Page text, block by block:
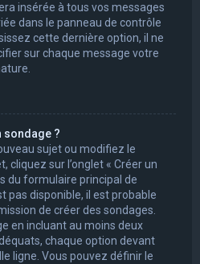
insérée à tous vos messages
dans le panneau de contrôle
cette dernière option, il ne
sur chaque message votre
sondage ?
sujet ou modifiez le
cliquez sur l’onglet « Créer un
du formulaire principal de
pas disponible, il est probable
de créer des sondages.
en incluant au moins deux
chaque option devant
ligne. Vous pouvez définir le